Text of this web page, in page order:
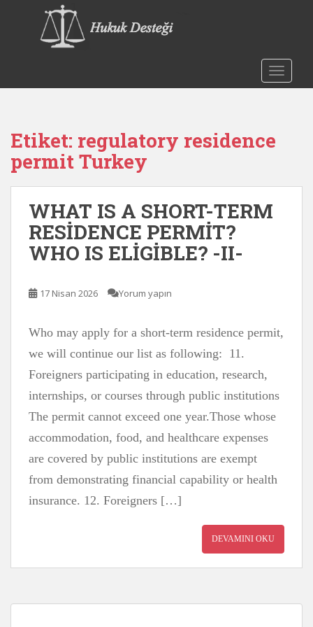
o
Etiket: regulatory residence
permit Turkey
WHAT IS A SHORT-TERM
RESİDENCE PERMİT?
WHO IS ELİGİBLE? -II-
17 Nisan 2026 Yorum yapın
Who may apply for a short-term residence permit,
we will continue our list as following: 11.
Foreigners participating in education, research,
internships, or courses through public institutions
The permit cannot exceed one year.Those whose
accommodation, food, and healthcare expenses
are covered by public institutions are exempt
from demonstrating financial capability or health
insurance. 12. Foreigners […]
DEVAMINI OKU